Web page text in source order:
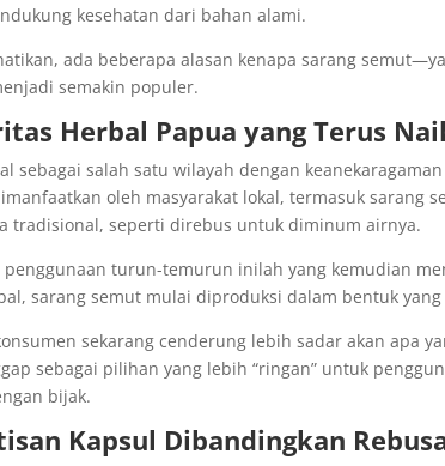
kesehatan dari bahan alami.
ada beberapa alasan kenapa sarang
semakin populer.
Herbal Papua yang Terus
sebagai salah satu wilayah dengan
oleh masyarakat lokal, termasuk sarang
tradisional, seperti direbus untuk diminum airnya.
penggunaan turun-temurun inilah yang kemudian
sarang semut mulai diproduksi dalam bentuk
sekarang cenderung lebih sadar akan apa
sebagai pilihan yang lebih “ringan” untuk
bijak.
Kapsul Dibandingkan